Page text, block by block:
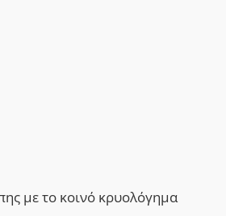
με το κοινό κρυολόγημα